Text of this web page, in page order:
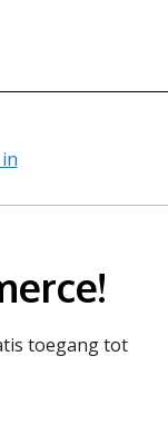
toegang tot